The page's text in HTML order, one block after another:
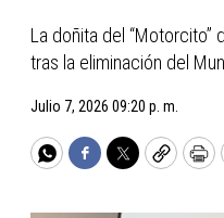
La doñita del “Motorcito”
tras la eliminación del
Julio 7, 2026 09:20 p. m.
WhatsApp
Facebook
TwitterCopy